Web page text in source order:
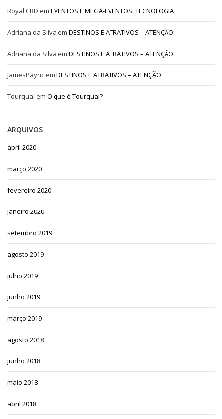
Royal CBD em EVENTOS E MEGA-EVENTOS: TECNOLOGIA
Adriana da Silva em DESTINOS E ATRATIVOS – ATENÇÃO
Adriana da Silva em DESTINOS E ATRATIVOS – ATENÇÃO
JamesPaync em DESTINOS E ATRATIVOS – ATENÇÃO
Tourqual em O que é Tourqual?
ARQUIVOS
abril 2020
março 2020
fevereiro 2020
janeiro 2020
setembro 2019
agosto 2019
julho 2019
junho 2019
março 2019
agosto 2018
junho 2018
maio 2018
abril 2018